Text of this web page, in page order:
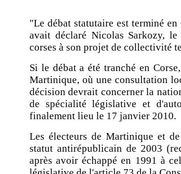
"Le débat statutaire est terminé
avait déclaré Nicolas Sarkozy,
corses à son projet de collectivité
Si le débat a été tranché en
Martinique, où une consultation
décision devrait concerner la
de spécialité législative et
finalement lieu le 17 janvier 2010.
Les électeurs de Martinique et
statut antirépublicain de 2003
après avoir échappé en 1991 à